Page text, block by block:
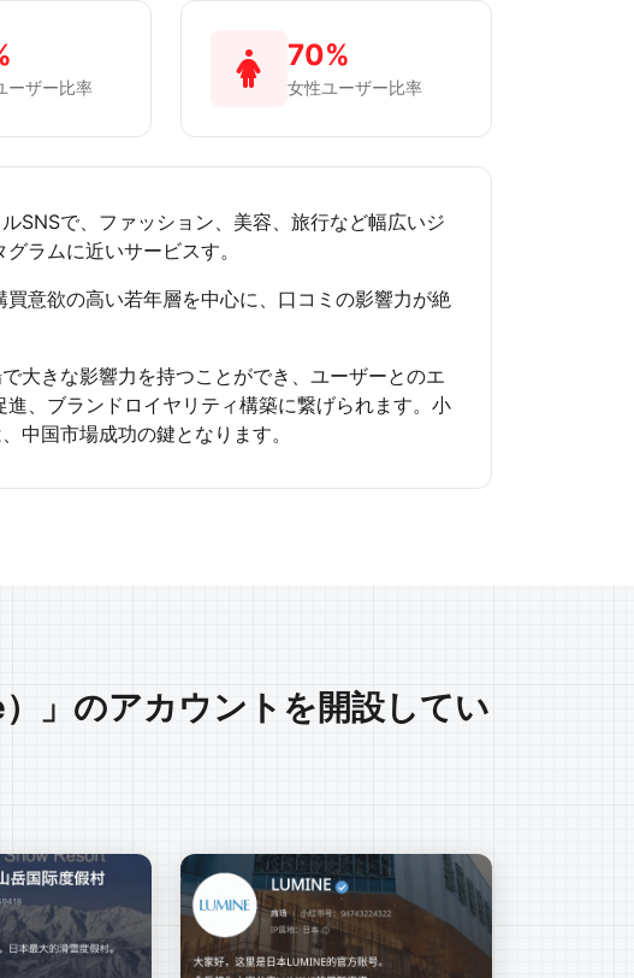
ーザー比率
70%
女性ユーザー比率
SNSで、ファッション、美容、旅行など幅広いジ
ラムに近いサービスす。
意欲の高い若年層を中心に、口コミの影響力が絶
大きな影響力を持つことができ、ユーザーとのエ
、ブランドロイヤリティ構築に繋げられます。小
中国市場成功の鍵となります。
」のアカウントを開設してい